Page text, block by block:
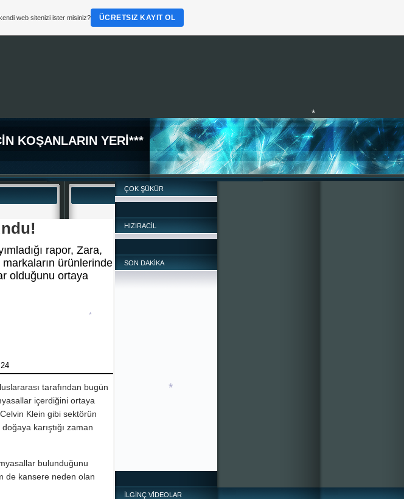
KOŞANLARIN YERİ***
rapor, Zara,
ürünlerinde
olduğunu ortaya
tarafından bugün
içerdiğini ortaya
Klein gibi sektörün
karıştığı zaman
bulunduğunu
de kansere neden olan
ÇOK ŞÜKÜR
HIZIRACİL
SON DAKİKA
İLGİNÇ VİDEOLAR
web sitenizi ister misiniz? ÜCRETSIZ KAYIT OL